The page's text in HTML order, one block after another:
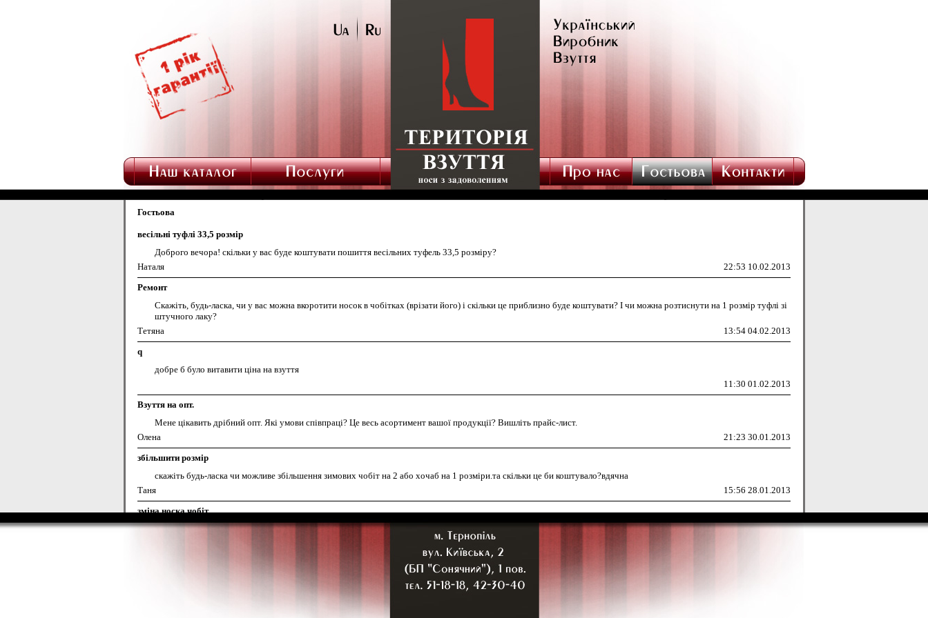
Гостьова
весільні туфлі 33,5 розмір
Доброго вечора! скільки у вас буде коштувати пошиття весільних туфель 33,5 розміру?
Наталя
22:53 10.02.2013
Ремонт
Скажіть, будь-ласка, чи у вас можна вкоротити носок в чобітках (врізати його) і скільки це приблизно буде коштувати? І чи можна розтиснути на 1 розмір туфлі зі
штучного лаку?
Тетяна
13:54 04.02.2013
q
добре б було витавити ціна на взуття
11:30 01.02.2013
Взуття на опт.
Мене цікавить дрібний опт. Які умови співпраці? Це весь асортимент вашої продукції? Вишліть прайс-лист.
Олена
21:23 30.01.2013
збільшити розмір
скажіть будь-ласка чи можливе збільшення зимових чобіт на 2 або хочаб на 1 розміри.та скільки це би коштувало?вдячна
Таня
15:56 28.01.2013
зміна носка чобіт
скажіть, будь ласка, чи у вас можна вкоротити носок в чотітках (врізати його) і скільки це приблизно буде коштувати
доброго дня! можна дізнатися хоча б приблизні ціни на пошите взуття?